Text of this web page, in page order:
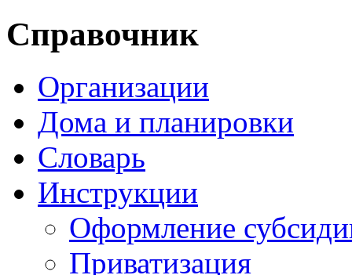
Справочник
Организации
Дома и планировки
Словарь
Инструкции
Оформление
Приватизация